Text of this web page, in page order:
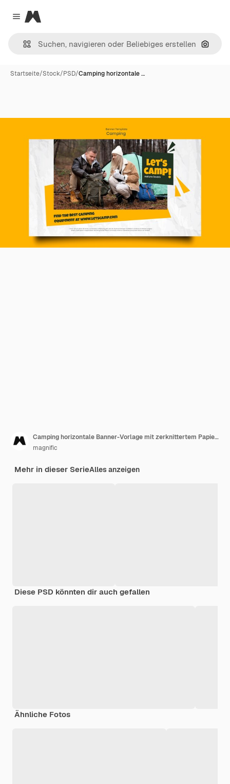
Close menu
Magnific
Nach
Startseite/Stock/PSD/Camping horizontale …
Camping horizontale Banner-Vorlage mit zerknittertem Papiereffekt
magnific
Mehr in dieser SerieAlles anzeigen
Diese PSD könnten dir auch gefallen
Ähnliche Fotos